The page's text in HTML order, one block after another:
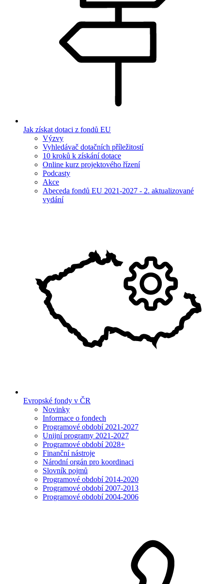
Jak získat dotaci z fondů EU
Výzvy
Vyhledávač dotačních příležitostí
10 kroků k získání dotace
Online kurz projektového řízení
Podcasty
Akce
Abeceda fondů EU 2021-2027 - 2. aktualizované
vydání
Evropské fondy v ČR
Novinky
Informace o fondech
Programové období 2021-2027
Unijní programy 2021-2027
Programové období 2028+
Finanční nástroje
Národní orgán pro koordinaci
Slovník pojmů
Programové období 2014-2020
Programové období 2007-2013
Programové období 2004-2006